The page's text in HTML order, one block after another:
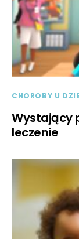
CHOROBY U
Wystający
leczenie